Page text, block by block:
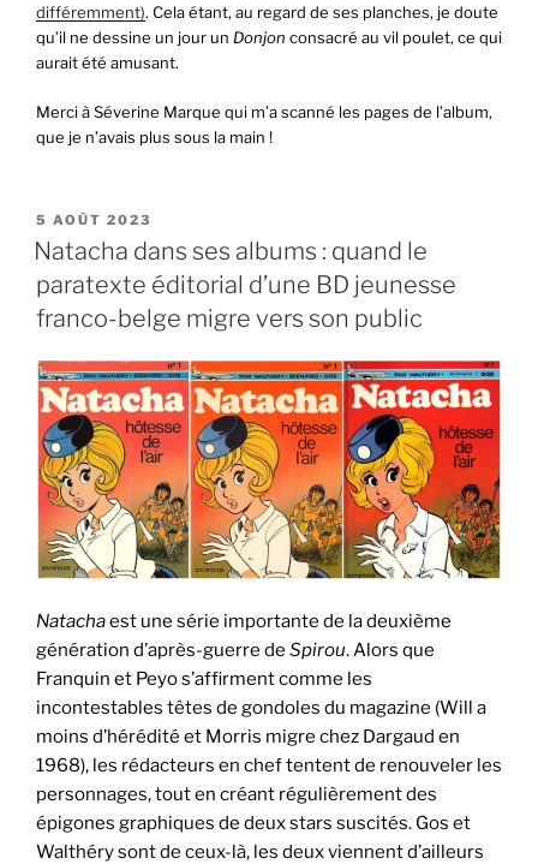
différemment). Cela étant, au regard de ses planches, je doute
qu’il ne dessine un jour un Donjon consacré au vil poulet, ce qui
aurait été amusant.
Merci à Séverine Marque qui m’a scanné les pages de l’album,
que je n’avais plus sous la main !
PUBLIÉ
LE
5 AOÛT 2023
Natacha dans ses albums : quand le
paratexte éditorial d’une BD jeunesse
franco-belge migre vers son public
Natachaest une série importante de la deuxième
génération d’après-guerre de Spirou. Alors que
Franquin et Peyo s’affirment comme les
incontestables têtes de gondoles du magazine (Will a
moins d’hérédité et Morris migre chez Dargaud en
1968), les rédacteurs en chef tentent de renouveler les
personnages, tout en créant régulièrement des
épigones graphiques de deux stars suscités. Gos et
Walthéry sont de ceux-là, les deux viennent d’ailleurs